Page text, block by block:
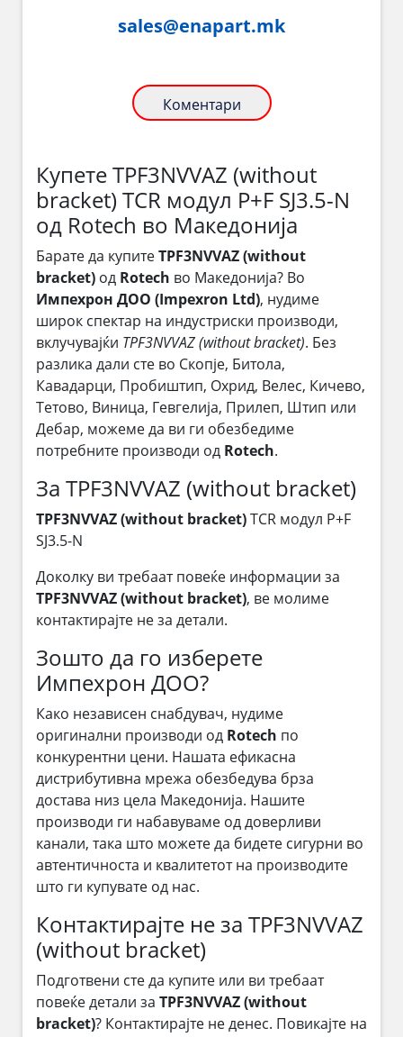
sales@enapart.mk
Коментари
Купете TPF3NVVAZ (without
bracket) TCR модул P+F SJ3.5-N
од Rotech во Македонија
Барате да купитеTPF3NVVAZ (without
bracket) од Rotech во Македонија? Во
Импехрон ДОО (Impexron Ltd), нудиме
широк спектар на индустриски производи,
вклучувајќи TPF3NVVAZ (without bracket). Без
разлика дали сте во Скопје, Битола,
Кавадарци, Пробиштип, Охрид, Велес, Кичево,
Тетово, Виница, Гевгелија, Прилеп, Штип или
Дебар, можеме да ви ги обезбедиме
потребните производи од Rotech.
За TPF3NVVAZ (without bracket)
TPF3NVVAZ (without bracket)TCR модул P+F
SJ3.5-N
Доколку ви требаат повеќе информации за
TPF3NVVAZ (without bracket), ве молиме
контактирајте не за детали.
Зошто да го изберете
Импехрон ДОО?
Како независен снабдувач, нудиме
оригинални производи од Rotech по
конкурентни цени. Нашата ефикасна
дистрибутивна мрежа обезбедува брза
достава низ цела Македонија. Нашите
производи ги набавуваме од доверливи
канали, така што можете да бидете сигурни во
автентичноста и квалитетот на производите
што ги купувате од нас.
Контактирајте не за TPF3NVVAZ
(without bracket)
Подготвени сте да купите или ви требаат
повеќе детали за TPF3NVVAZ (without
bracket)? Контактирајте не денес. Повикајте на